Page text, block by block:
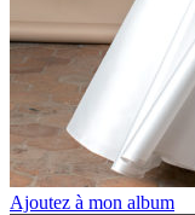
Ajoutez à mon album